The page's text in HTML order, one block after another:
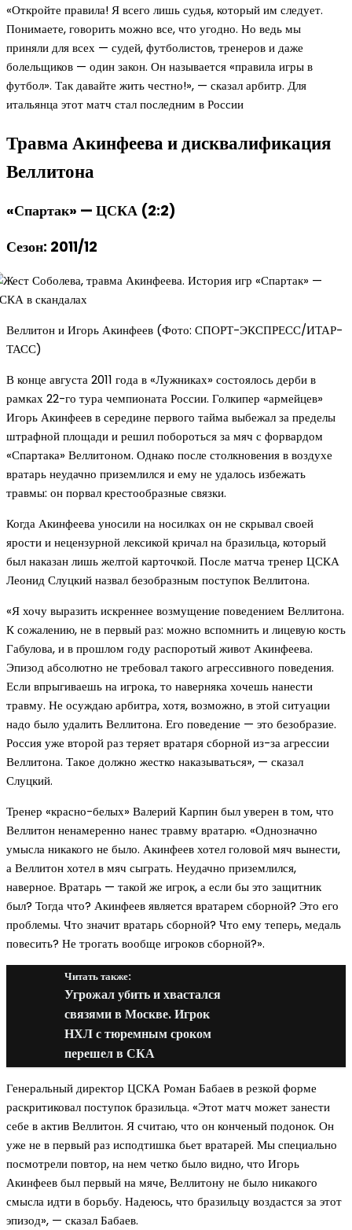
«Откройте правила! Я всего лишь судья, который им следует.
Понимаете, говорить можно все, что угодно. Но ведь мы
приняли для всех — судей, футболистов, тренеров и даже
болельщиков — один закон. Он называется «правила игры в
футбол». Так давайте жить честно!», — сказал арбитр. Для
итальянца этот матч стал последним в России
Травма Акинфеева и дисквалификация
Веллитона
«Спартак» — ЦСКА (2:2)
Сезон: 2011/12
Веллитон и Игорь Акинфеев (Фото: СПОРТ-ЭКСПРЕСС/ИТАР-
ТАСС)
В конце августа 2011 года в «Лужниках» состоялось дерби в
рамках 22-го тура чемпионата России. Голкипер «армейцев»
Игорь Акинфеев в середине первого тайма выбежал за пределы
штрафной площади и решил побороться за мяч с форвардом
«Спартака» Веллитоном. Однако после столкновения в воздухе
вратарь неудачно приземлился и ему не удалось избежать
травмы: он порвал крестообразные связки.
Когда Акинфеева уносили на носилках он не скрывал своей
ярости и нецензурной лексикой кричал на бразильца, который
был наказан лишь желтой карточкой. После матча тренер ЦСКА
Леонид Слуцкий назвал безобразным поступок Веллитона.
«Я хочу выразить искреннее возмущение поведением Веллитона.
К сожалению, не в первый раз: можно вспомнить и лицевую кость
Габулова, и в прошлом году распоротый живот Акинфеева.
Эпизод абсолютно не требовал такого агрессивного поведения.
Если впрыгиваешь на игрока, то наверняка хочешь нанести
травму. Не осуждаю арбитра, хотя, возможно, в этой ситуации
надо было удалить Веллитона. Его поведение — это безобразие.
Россия уже второй раз теряет вратаря сборной из-за агрессии
Веллитона. Такое должно жестко наказываться», — сказал
Слуцкий.
Тренер «красно-белых» Валерий Карпин был уверен в том, что
Веллитон ненамеренно нанес травму вратарю. «Однозначно
умысла никакого не было. Акинфеев хотел головой мяч вынести,
а Веллитон хотел в мяч сыграть. Неудачно приземлился,
наверное. Вратарь — такой же игрок, а если бы это защитник
был? Тогда что? Акинфеев является вратарем сборной? Это его
проблемы. Что значит вратарь сборной? Что ему теперь, медаль
повесить? Не трогать вообще игроков сборной?».
Читать также:
Угрожал убить и хвастался
связями в Москве. Игрок
НХЛ с тюремным сроком
перешел в СКА
Генеральный директор ЦСКА Роман Бабаев в резкой форме
раскритиковал поступок бразильца. «Этот матч может занести
себе в актив Веллитон. Я считаю, что он конченый подонок. Он
уже не в первый раз исподтишка бьет вратарей. Мы специально
посмотрели повтор, на нем четко было видно, что Игорь
Акинфеев был первый на мяче, Веллитону не было никакого
смысла идти в борьбу. Надеюсь, что бразильцу воздастся за этот
эпизод», — сказал Бабаев.